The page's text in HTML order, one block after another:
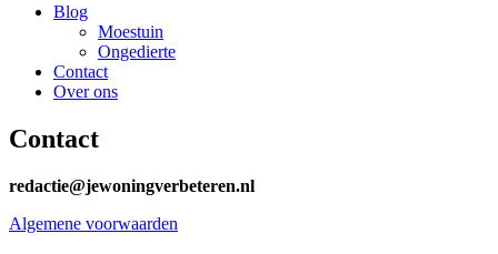
Blog
Moestuin
Ongedierte
Contact
Over ons
Contact
redactie@jewoningverbeteren.nl
Algemene voorwaarden